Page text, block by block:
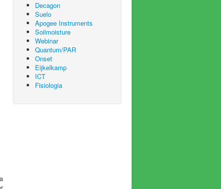
Decagon
Suelo
Apogee Instruments
Soilmoisture
Webinar
Quantum/PAR
Onset
Eijkelkamp
ICT
Fisiologia